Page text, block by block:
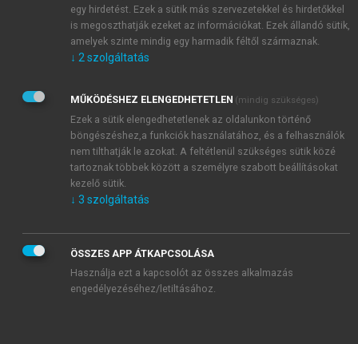
Kérek értesítést a MeRSZ újdonságairól, akcióiról.
Kérek értesítést az Akadémiai Kiadó Zrt. újdonságairól,
Adatkezelési tájékoztatóbanfoglaltakat tudomásul
veszem és elfogadom.
Általános vásárlási feltételeket, valamint a szotar.netés a
mersz.huoldalak licencszerződéseiben foglaltakat
tudomásul veszem és elfogadom.
KIPRÓBÁLOM
egy hirdetést. Ezek a sütik más szervezetekkel és hirdetőkkel
is megoszthatják ezeket az információkat. Ezek állandó sütik,
amelyek szinte mindig egy harmadik féltől származnak.
↓ 2 szolgáltatás
MŰKÖDÉSHEZ ELENGEDHETETLEN (mindig szükséges)
Ezek a sütik elengedhetetlenek az oldalunkon történő
böngészéshez,a funkciók használatához, és a felhasználók
nem tilthatják le azokat. A feltétlenül szükséges sütik közé
tartoznak többek között a személyre szabott beállításokat
kezelő sütik.
↓ 3 szolgáltatás
ÖSSZES APP ÁTKAPCSOLÁSA
Használja ezt a kapcsolót az összes alkalmazás
engedélyezéséhez/letiltásához.